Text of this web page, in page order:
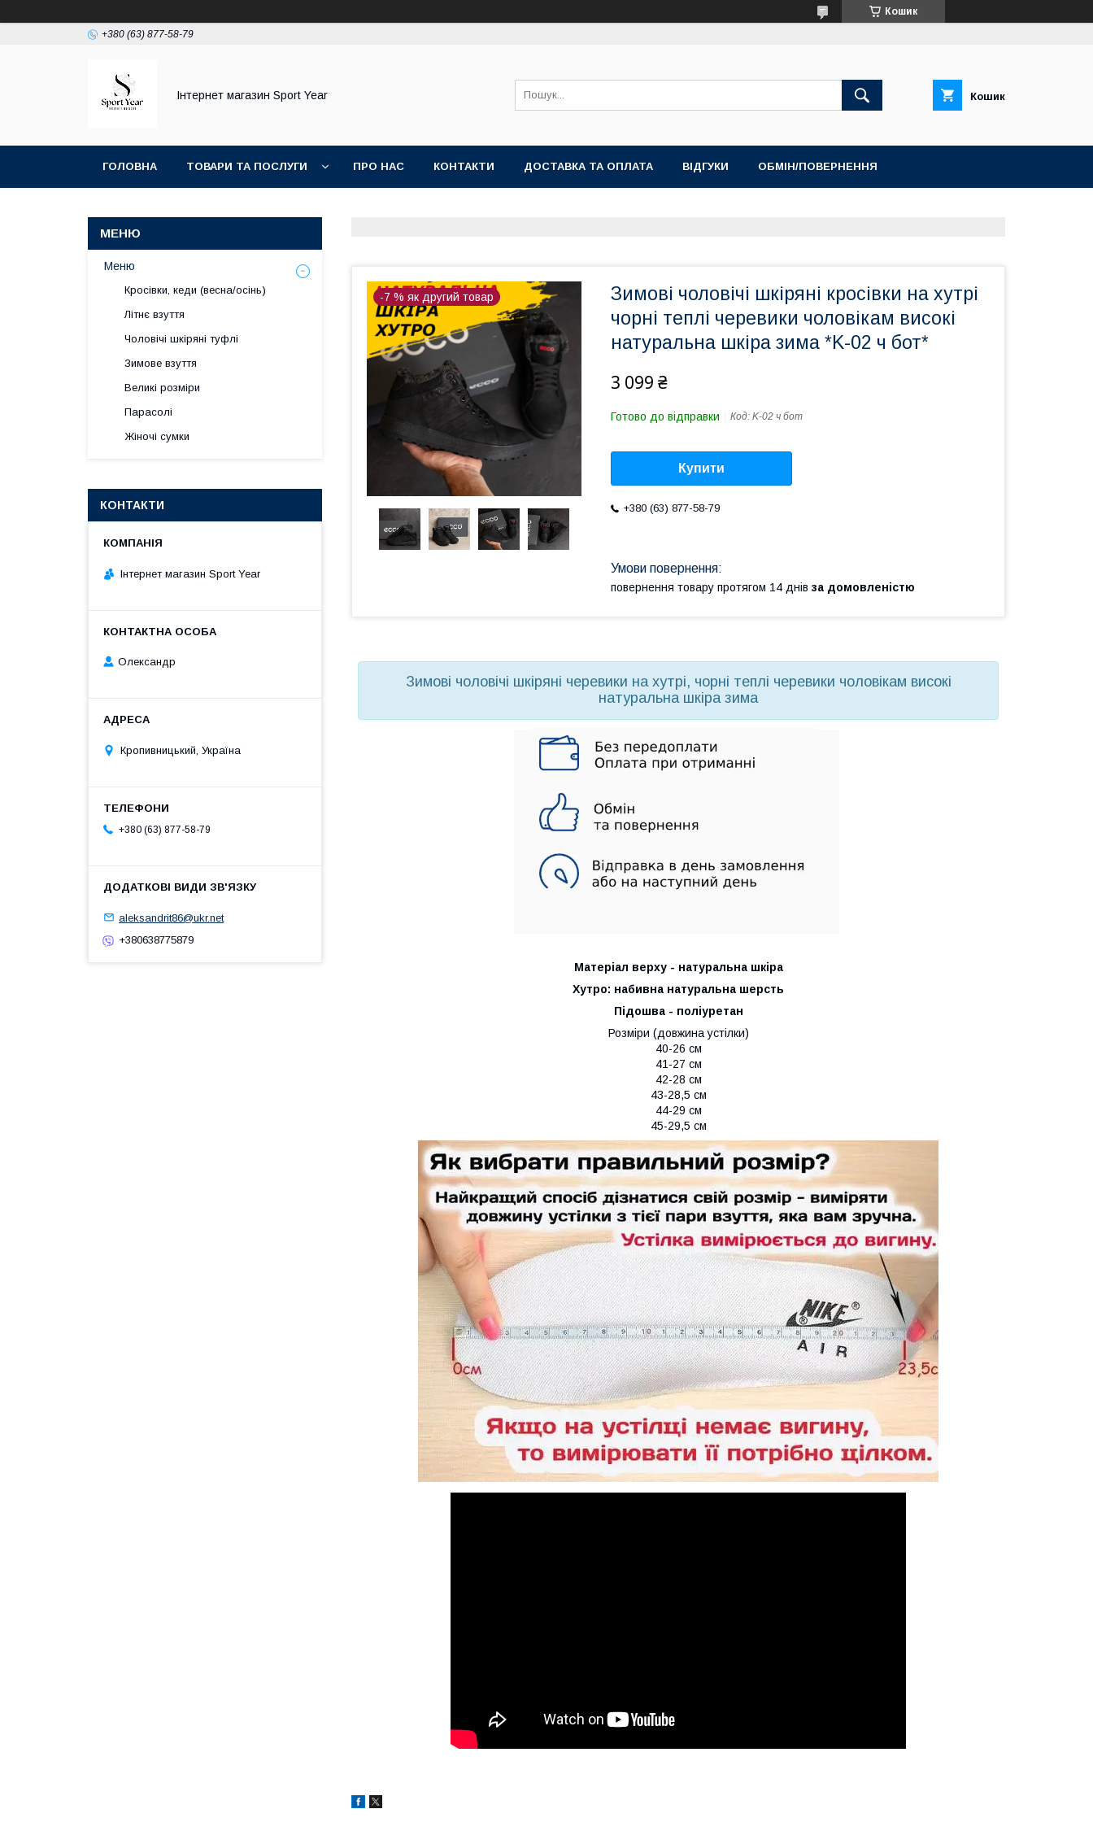
Кошик
+380 (63) 877-58-79
Інтернет магазин Sport Year Кошик
ГОЛОВНА ТОВАРИ ТА ПОСЛУГИ ПРО НАС КОНТАКТИ ДОСТАВКА ТА ОПЛАТА ВІДГУКИ ОБМІН/ПОВЕРНЕННЯ
-7 % як другий товар
Зимові чоловічі шкіряні кросівки на хутрі
чорні теплі черевики чоловікам високі
натуральна шкіра зима *K-02 ч бот*
3 099 ₴
Готово до відправки Код: K-02 ч бот
Купити
+380 (63) 877-58-79
повернення товару протягом 14 днів за домовленістю
Зимові чоловічі шкіряні черевики на хутрі, чорні теплі черевики чоловікам високі
натуральна шкіра зима
Матеріал верху - натуральна шкіра
Хутро: набивна натуральна шерсть
Підошва - поліуретан
Розміри (довжина устілки)
40-26 см
41-27 см
42-28 см
43-28,5 см
44-29 см
45-29,5 см
Меню
Кросівки, кеди (весна/осінь)
Літнє взуття
Чоловічі шкіряні туфлі
Зимове взуття
Великі розміри
Парасолі
Жіночі сумки
КОНТАКТИ
Інтернет магазин Sport Year
Олександр
Кропивницький, Україна
+380 (63) 877-58-79
aleksandrit86@ukr.net
+380638775879